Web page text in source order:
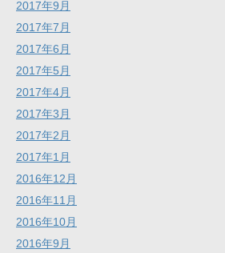
2017年9月
2017年7月
2017年6月
2017年5月
2017年4月
2017年3月
2017年2月
2017年1月
2016年12月
2016年11月
2016年10月
2016年9月